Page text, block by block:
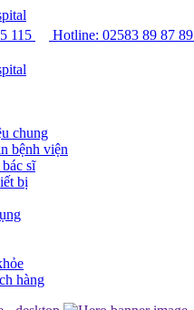
115 Hotline: 02583 89 87 89
chung
bệnh viện
sĩ
bị
hàng